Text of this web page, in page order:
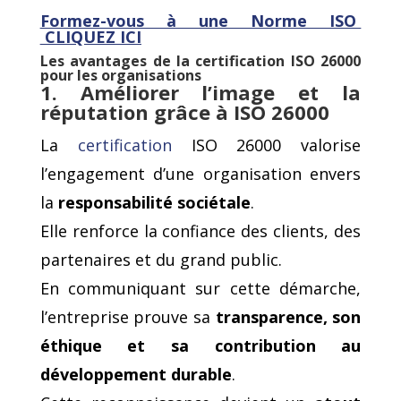
Formez-vous à une Norme ISO
CLIQUEZ ICI
Les avantages de la certification ISO 26000
pour les organisations
1. Améliorer l’image et la
réputation grâce à ISO 26000
La certification ISO 26000 valorise
l’engagement d’une organisation envers
la responsabilité sociétale.
Elle renforce la confiance des clients, des
partenaires et du grand public.
En communiquant sur cette démarche,
l’entreprise prouve sa transparence, son
éthique et sa contribution au
développement durable.